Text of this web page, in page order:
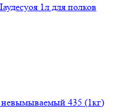
1л для полков
невымываемый 435 (1кг)